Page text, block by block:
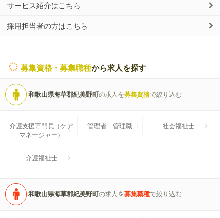
サービス紹介はこちら
採用担当者の方はこちら
募集資格・募集職種から求人を探す
和歌山県海草郡紀美野町の求人を募集資格で絞り込む
介護支援専門員（ケア
マネージャー）
管理者・管理職 社会福祉士
介護福祉士
和歌山県海草郡紀美野町の求人を募集職種で絞り込む